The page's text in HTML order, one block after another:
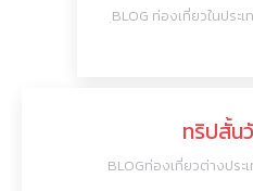
BLOG ท่องเที่ยวในประเ
ทริปสั้น
BLOGท่องเที่ยวต่างประ